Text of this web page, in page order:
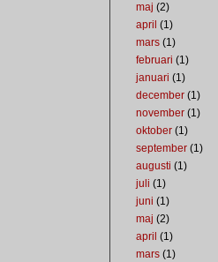
maj (2)
april (1)
mars (1)
februari (1)
januari (1)
december (1)
november (1)
oktober (1)
september (1)
augusti (1)
juli (1)
juni (1)
maj (2)
april (1)
mars (1)